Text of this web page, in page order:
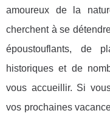
amoureux de la
cherchent à se
époustouflants, de
historiques et de
vous accueillir. Si
vos prochaines